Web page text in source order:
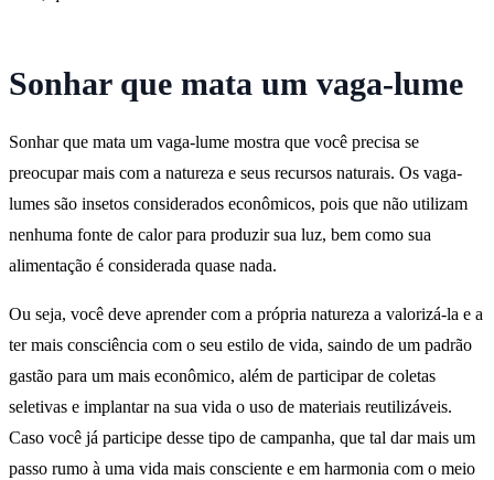
Sonhar que mata um vaga-lume
Sonhar que mata um vaga-lume mostra que você precisa se
preocupar mais com a natureza e seus recursos naturais. Os vaga-
lumes são insetos considerados econômicos, pois que não utilizam
nenhuma fonte de calor para produzir sua luz, bem como sua
alimentação é considerada quase nada.
Ou seja, você deve aprender com a própria natureza a valorizá-la e a
ter mais consciência com o seu estilo de vida, saindo de um padrão
gastão para um mais econômico, além de participar de coletas
seletivas e implantar na sua vida o uso de materiais reutilizáveis.
Caso você já participe desse tipo de campanha, que tal dar mais um
passo rumo à uma vida mais consciente e em harmonia com o meio